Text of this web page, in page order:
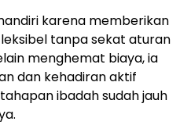
karena memberikan
tanpa sekat aturan
menghemat biaya, ia
dan kehadiran aktif
ibadah sudah jauh